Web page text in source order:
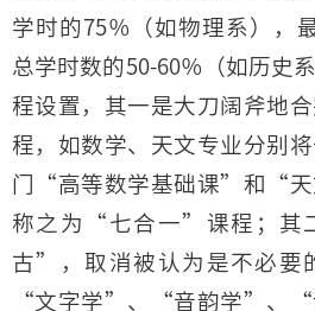
学时的75％（如物理系），
总学时数的50-60％（如历史
程设置，其一是大刀阔斧地
程，如数学、天文专业分别
门“高等数学基础课”和“天
称之为“七合一”课程；其
古”，取消被认为是不必要
“文字学”、“音韵学”、“